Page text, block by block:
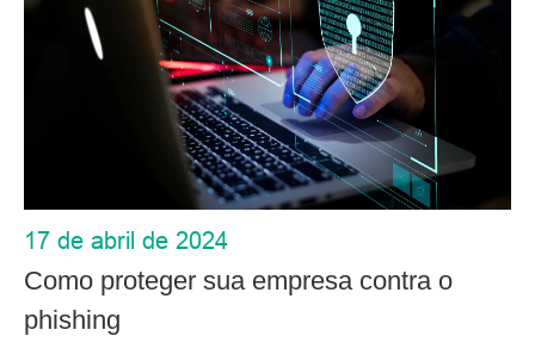
17 de abril de 2024
Como proteger sua empresa contra o
phishing